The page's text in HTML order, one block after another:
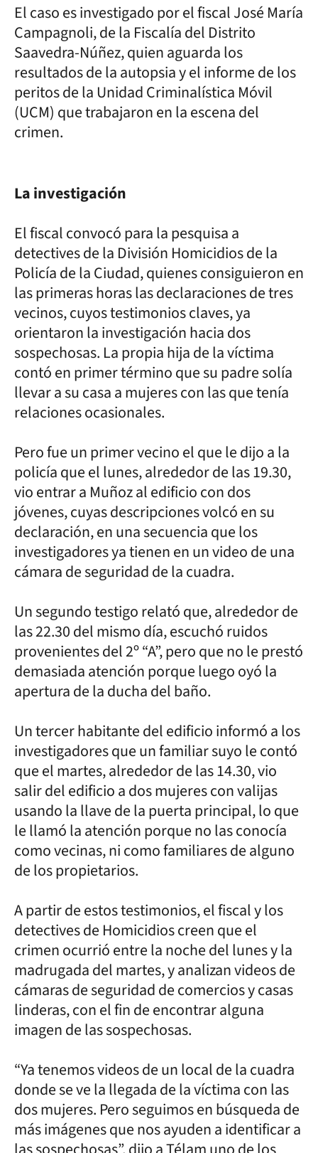
El caso es investigado por el fiscal José María
Campagnoli, de la Fiscalía del Distrito
Saavedra-Núñez, quien aguarda los
resultados de la autopsia y el informe de los
peritos de la Unidad Criminalística Móvil
(UCM) que trabajaron en la escena del
crimen.
La investigación
El fiscal convocó para la pesquisa a
detectives de la División Homicidios de la
Policía de la Ciudad, quienes consiguieron en
las primeras horas las declaraciones de tres
vecinos, cuyos testimonios claves, ya
orientaron la investigación hacia dos
sospechosas. La propia hija de la víctima
contó en primer término que su padre solía
llevar a su casa a mujeres con las que tenía
relaciones ocasionales.
Pero fue un primer vecino el que le dijo a la
policía que el lunes, alrededor de las 19.30,
vio entrar a Muñoz al edificio con dos
jóvenes, cuyas descripciones volcó en su
declaración, en una secuencia que los
investigadores ya tienen en un video de una
cámara de seguridad de la cuadra.
Un segundo testigo relató que, alrededor de
las 22.30 del mismo día, escuchó ruidos
provenientes del 2º “A”, pero que no le prestó
demasiada atención porque luego oyó la
apertura de la ducha del baño.
Un tercer habitante del edificio informó a los
investigadores que un familiar suyo le contó
que el martes, alrededor de las 14.30, vio
salir del edificio a dos mujeres con valijas
usando la llave de la puerta principal, lo que
le llamó la atención porque no las conocía
como vecinas, ni como familiares de alguno
de los propietarios.
A partir de estos testimonios, el fiscal y los
detectives de Homicidios creen que el
crimen ocurrió entre la noche del lunes y la
madrugada del martes, y analizan videos de
cámaras de seguridad de comercios y casas
linderas, con el fin de encontrar alguna
imagen de las sospechosas.
“Ya tenemos videos de un local de la cuadra
donde se ve la llegada de la víctima con las
dos mujeres. Pero seguimos en búsqueda de
más imágenes que nos ayuden a identificar a